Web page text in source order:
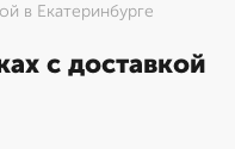
в Екатеринбурге
с доставкой